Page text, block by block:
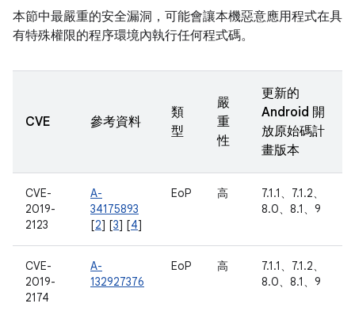
本節中最嚴重的安全漏洞，可能會讓本機惡意應用程式在具
有特殊權限的程序環境內執行任何程式碼。
CVE 參考資料
類
型
嚴
重
性
更新的
Android 開
放原始碼計
畫版本
CVE-
2019-
2123
A-
34175893
[2] [3] [4]
EoP 高
7.1.1、7.1.2、
8.0、8.1、9
CVE-
2019-
2174
A-
132927376
EoP 高
7.1.1、7.1.2、
8.0、8.1、9